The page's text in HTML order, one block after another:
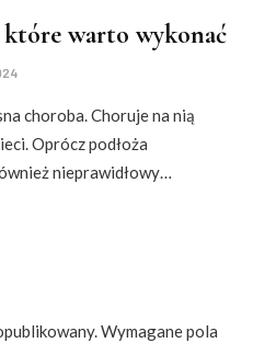
które warto wykonać
choroba. Choruje na nią
Oprócz podłoża
nieprawidłowy…
Wymagane pola